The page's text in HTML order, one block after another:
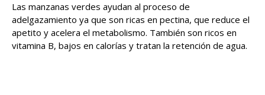
Las manzanas verdes ayudan al proceso de
adelgazamiento ya que son ricas en pectina, que reduce el
apetito y acelera el metabolismo. También son ricos en
vitamina B, bajos en calorías y tratan la retención de agua.